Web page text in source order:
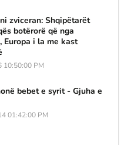
zviceran: Shqipëtarët
botërorë që nga
Europa i la me kast
10:50:00 PM
bebet e syrit - Gjuha e
01:42:00 PM